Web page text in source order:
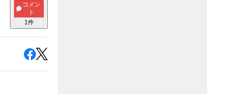
コメン
ト
1件